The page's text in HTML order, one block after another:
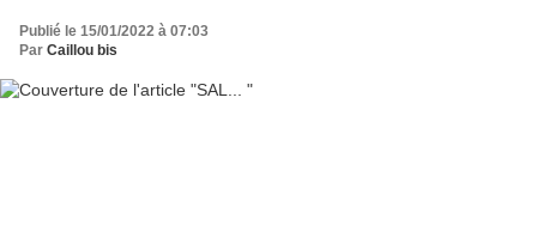
Publié le 15/01/2022 à 07:03
Par Caillou bis